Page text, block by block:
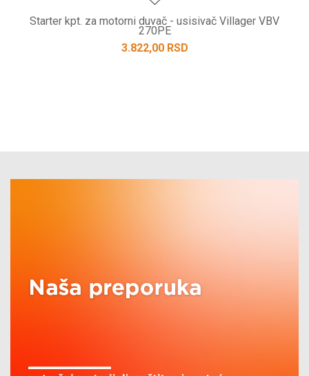
Starter kpt. za motorni duvač - usisivač Villager VBV
270PE
3.822,00 RSD